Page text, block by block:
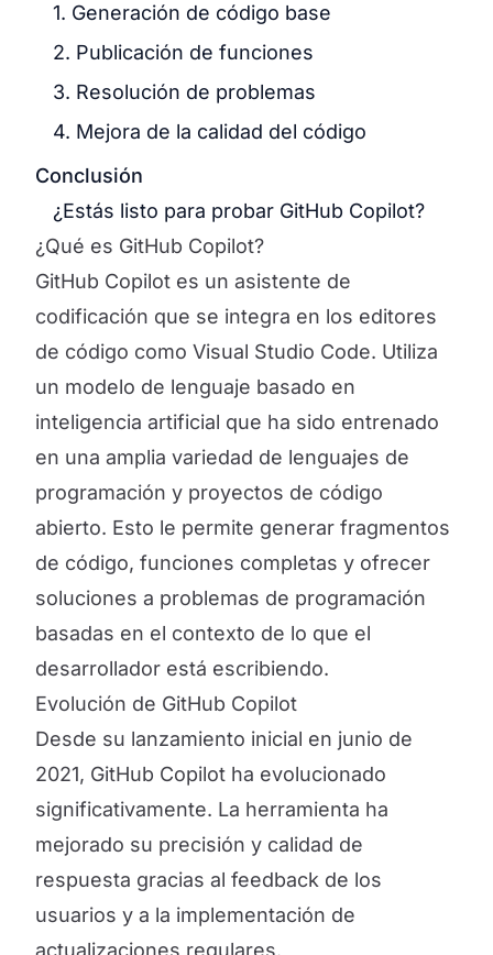
1. Generación de código base
2. Publicación de funciones
3. Resolución de problemas
4. Mejora de la calidad del código
Conclusión
¿Estás listo para probar GitHub Copilot?
¿Qué es GitHub Copilot?
GitHub Copilot es un asistente de
codificación que se integra en los editores
de código como Visual Studio Code. Utiliza
un modelo de lenguaje basado en
inteligencia artificial que ha sido entrenado
en una amplia variedad de lenguajes de
programación y proyectos de código
abierto. Esto le permite generar fragmentos
de código, funciones completas y ofrecer
soluciones a problemas de programación
basadas en el contexto de lo que el
desarrollador está escribiendo.
Evolución de GitHub Copilot
Desde su lanzamiento inicial en junio de
2021, GitHub Copilot ha evolucionado
significativamente. La herramienta ha
mejorado su precisión y calidad de
respuesta gracias al feedback de los
usuarios y a la implementación de
actualizaciones regulares.